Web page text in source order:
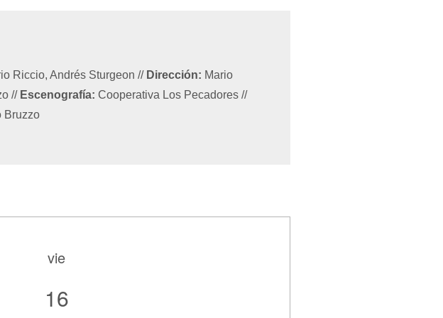
Riccio, Andrés Sturgeon// Dirección: Mario
// Escenografía: Cooperativa Los Pecadores//
Bruzzo
vie
16